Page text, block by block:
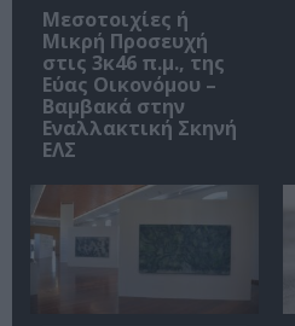
Μεσοτοιχίες ή
Μικρή Προσευχή
στις 3κ46 π.μ., της
Εύας Οικονόμου –
Βαμβακά στην
Εναλλακτική Σκηνή
ΕΛΣ